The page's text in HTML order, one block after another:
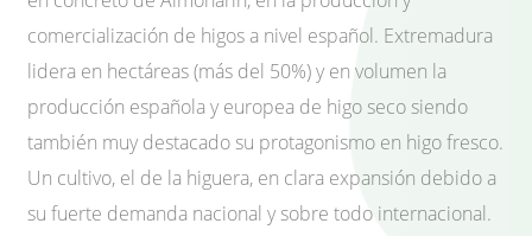
comercialización de higos a nivel español. Extremadura
lidera en hectáreas (más del 50%) y en volumen la
producción española y europea de higo seco siendo
también muy destacado su protagonismo en higo fresco.
Un cultivo, el de la higuera, en clara expansión debido a
su fuerte demanda nacional y sobre todo internacional.